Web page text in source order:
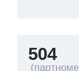
504